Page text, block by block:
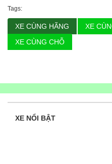
Tags:
XE CÙNG HÃNG XE
XE CÙNG CHỖ
XE NỔI BẬT